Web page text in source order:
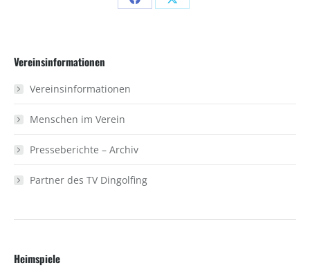
Share Share
Vereinsinformationen
Vereinsinformationen
Menschen im Verein
Presseberichte – Archiv
Partner des TV Dingolfing
Heimspiele